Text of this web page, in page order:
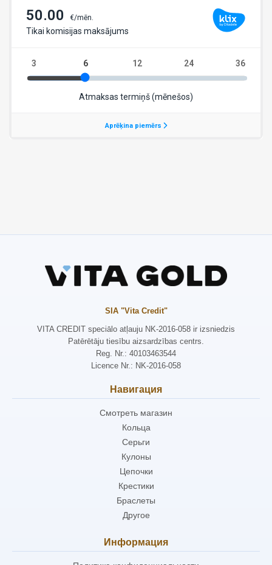
SIA "Vita Credit"
VITA CREDIT speciālo atļauju NK-2016-058 ir izsniedzis
Patērētāju tiesību aizsardzības centrs.
Reg. Nr.: 40103463544
Licence Nr.: NK-2016-058
Навигация
Смотреть магазин
Кольца
Серьги
Кулоны
Цепочки
Крестики
Браслеты
Другое
Информация